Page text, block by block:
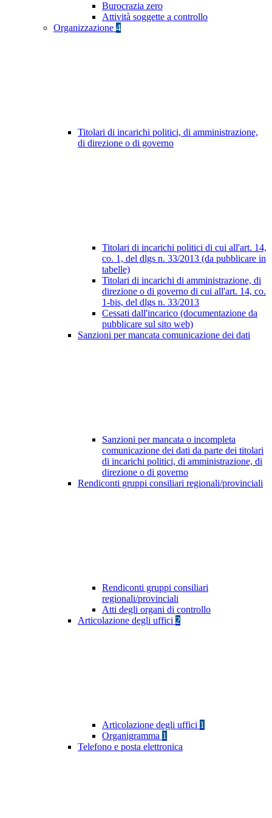
Burocrazia zero
Attività soggette a controllo
Organizzazione 4
Titolari di incarichi politici, di amministrazione,
di direzione o di governo
Titolari di incarichi politici di cui all'art. 14,
co. 1, del dlgs n. 33/2013 (da pubblicare in
tabelle)
Titolari di incarichi di amministrazione, di
direzione o di governo di cui all'art. 14, co.
1-bis, del dlgs n. 33/2013
Cessati dall'incarico (documentazione da
pubblicare sul sito web)
Sanzioni per mancata comunicazione dei dati
Sanzioni per mancata o incompleta
comunicazione dei dati da parte dei titolari
di incarichi politici, di amministrazione, di
direzione o di governo
Rendiconti gruppi consiliari regionali/provinciali
Rendiconti gruppi consiliari
regionali/provinciali
Atti degli organi di controllo
Articolazione degli uffici 2
Articolazione degli uffici 1
Organigramma 1
Telefono e posta elettronica